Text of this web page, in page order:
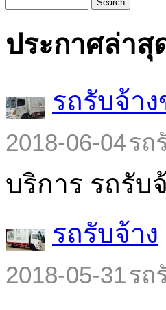
Search
ประกาศล่าสุ
รถรับจ้า
2018-06-04รถ
บริการ รถรับ
รถรับจ้าง
2018-05-31รถ